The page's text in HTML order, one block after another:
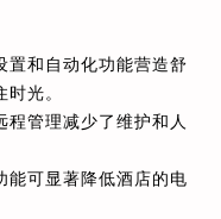
置和自动化功能营造舒
光。
管理减少了维护和人
能可显著降低酒店的电